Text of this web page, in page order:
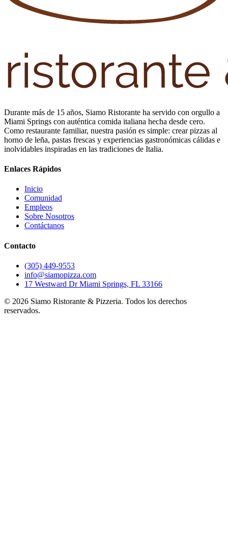
Durante más de 15 años, Siamo Ristorante ha servido con orgullo a
Miami Springs con auténtica comida italiana hecha desde cero.
Como restaurante familiar, nuestra pasión es simple: crear pizzas al
horno de leña, pastas frescas y experiencias gastronómicas cálidas e
inolvidables inspiradas en las tradiciones de Italia.
Enlaces Rápidos
Inicio
Comunidad
Empleos
Sobre Nosotros
Contáctanos
Contacto
(305) 449-9553
info@siamopizza.com
17 Westward Dr Miami Springs, FL 33166
© 2026 Siamo Ristorante & Pizzeria. Todos los derechos
reservados.